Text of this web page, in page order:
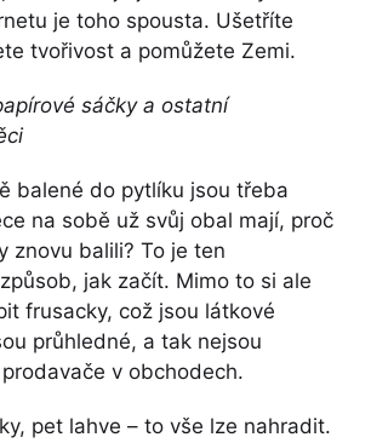
je toho spousta. Ušetříte
tvořivost a pomůžete Zemi.
sáčky a ostatní
balené do pytlíku jsou třeba
na sobě už svůj obal mají, proč
znovu balili? To je ten
jak začít. Mimo to si ale
frusacky, což jsou látkové
průhledné, a tak nejsou
v obchodech.
pet lahve – to vše lze nahradit.